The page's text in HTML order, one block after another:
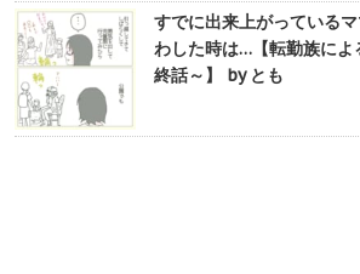
すでに出来上がっている
わした時は…【転勤族に
終話～】 by とも